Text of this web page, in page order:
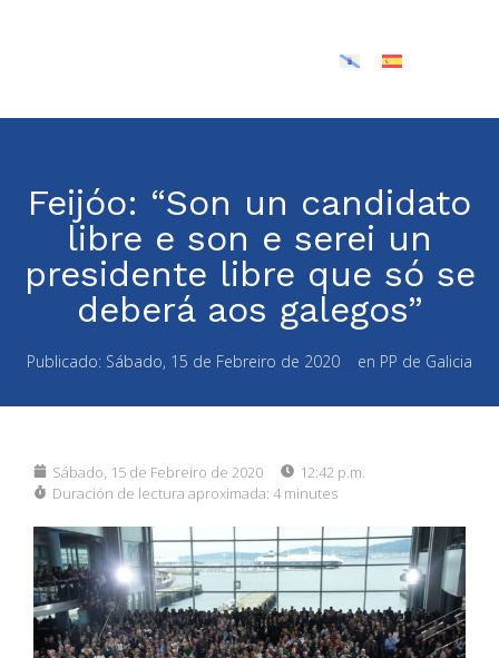
Feijóo: “Son un candidato
libre e son e serei un
presidente libre que só se
deberá aos galegos”
Publicado: Sábado, 15 de Febreiro de 2020 en PP de Galicia
Sábado, 15 de Febreiro de 2020
12:42 p.m.
Duración de lectura aproximada: 4 minutes